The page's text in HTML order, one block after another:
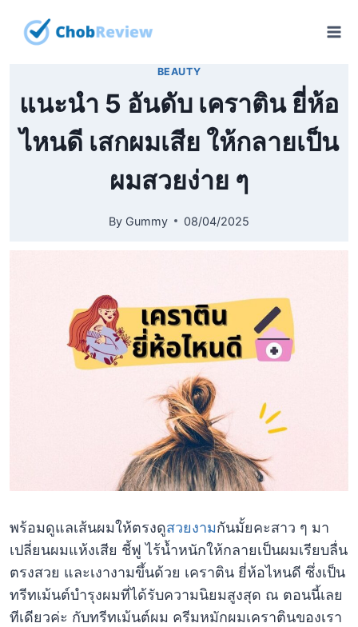
BEAUTY
แนะนำ 5 อันดับ เคราติน ยี่ห้อ
ไหนดี เสกผมเสีย ให้กลายเป็น
ผมสวยง่าย ๆ
By Gummy 08/04/2025
พร้อมดูแลเส้นผมให้ตรงดูสวยงามกันมั้ยคะสาว ๆ มา
เปลี่ยนผมแห้งเสีย ชี้ฟู ไร้น้ำหนักให้กลายเป็นผมเรียบลื่น
ตรงสวย และเงางามขึ้นด้วย เคราติน ยี่ห้อไหนดี ซึ่งเป็น
ทรีทเม้นต์บำรุงผมที่ได้รับความนิยมสูงสุด ณ ตอนนี้เลย
ทีเดียวค่ะ กับทรีทเม้นต์ผม ครีมหมักผมเคราตินของเรา